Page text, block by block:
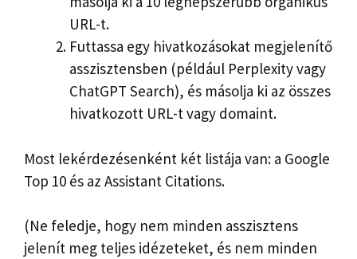
URL-t.
Futtassa egy hivatkozásokat megjelenítő
asszisztensben (például Perplexity vagy
ChatGPT Search), és másolja ki az összes
hivatkozott URL-t vagy domaint.
Most lekérdezésenként két listája van: a Google
Top 10 és az Assistant Citations.
(Ne feledje, hogy nem minden asszisztens
jelenít meg teljes idézeteket, és nem minden